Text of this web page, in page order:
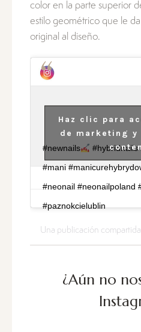
color en la parte superior
estilo geométrico que le
original al diseño.
#newnails
#hybridnails
#mani
#neonail #neonailpoland
#paznokcielublin
Una publicación
Haz clic para
de marketing
¿Aún no